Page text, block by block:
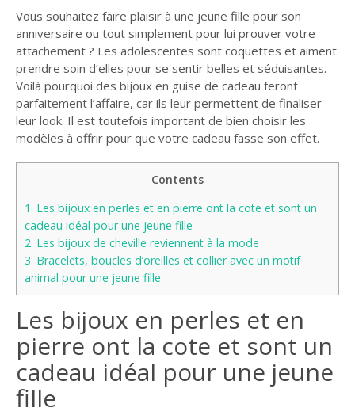
Vous souhaitez faire plaisir à une jeune fille pour son
anniversaire ou tout simplement pour lui prouver votre
attachement ? Les adolescentes sont coquettes et aiment
prendre soin d’elles pour se sentir belles et séduisantes.
Voilà pourquoi des bijoux en guise de cadeau feront
parfaitement l’affaire, car ils leur permettent de finaliser
leur look. Il est toutefois important de bien choisir les
modèles à offrir pour que votre cadeau fasse son effet.
Contents
1. Les bijoux en perles et en pierre ont la cote et sont un
cadeau idéal pour une jeune fille
2. Les bijoux de cheville reviennent à la mode
3. Bracelets, boucles d’oreilles et collier avec un motif
animal pour une jeune fille
Les bijoux en perles et en
pierre ont la cote et sont un
cadeau idéal pour une jeune
fille